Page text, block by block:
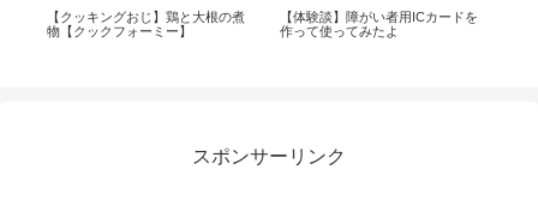
【クッキングおじ】鶏と大根の煮
物【クックフォーミー】
【体験談】障がい者用ICカードを
作って使ってみたよ
スポンサーリンク